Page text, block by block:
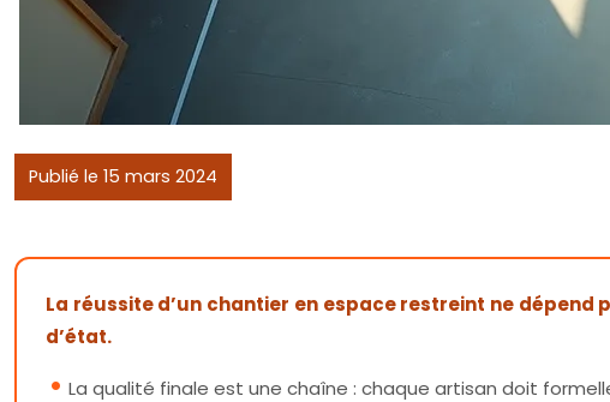
Publié le 15 mars 2024
La réussite d’un chantier en espace restreint ne
d’état.
La qualité finale est une chaîne : chaque artisan doit